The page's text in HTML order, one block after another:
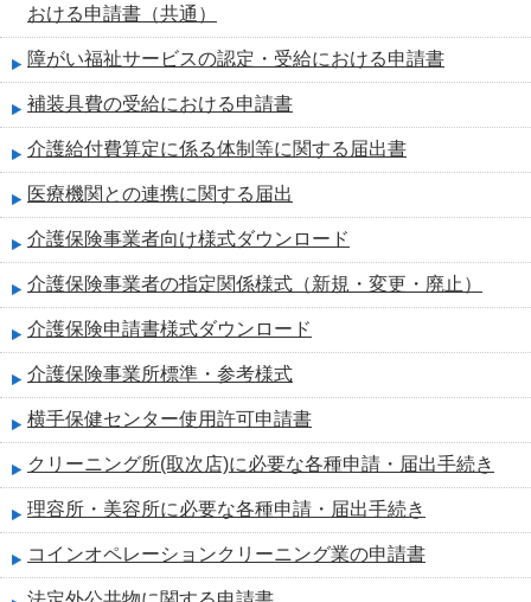
おける申請書（共通）
障がい福祉サービスの認定・受給における申請書
補装具費の受給における申請書
介護給付費算定に係る体制等に関する届出書
医療機関との連携に関する届出
介護保険事業者向け様式ダウンロード
介護保険事業者の指定関係様式（新規・変更・廃止）
介護保険申請書様式ダウンロード
介護保険事業所標準・参考様式
横手保健センター使用許可申請書
クリーニング所(取次店)に必要な各種申請・届出手続き
理容所・美容所に必要な各種申請・届出手続き
コインオペレーションクリーニング業の申請書